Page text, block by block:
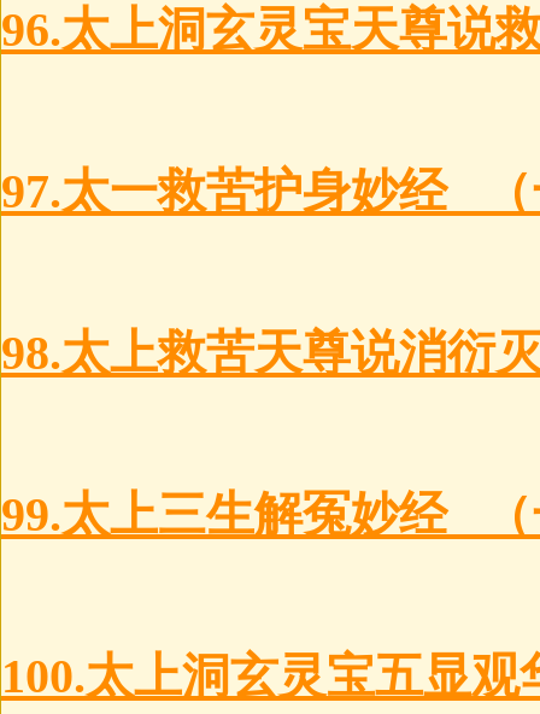
96.太上洞玄灵宝天尊说
97.太一救苦护身妙经
98.太上救苦天尊说消衍
99.太上三生解冤妙经
100.太上洞玄灵宝五显